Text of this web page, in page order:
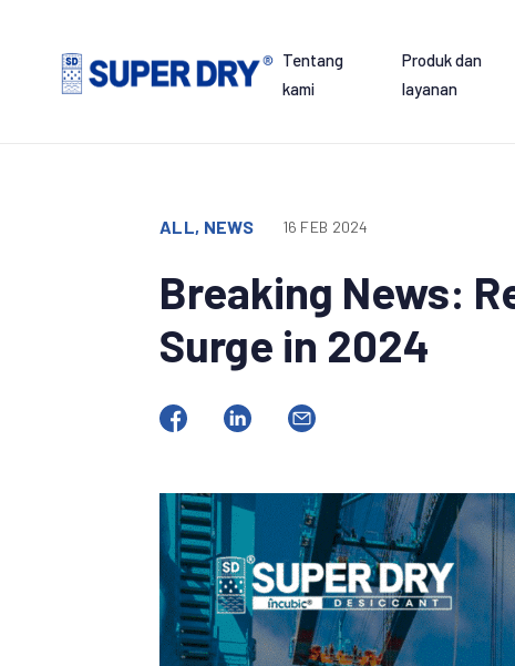
Tentang
kami
Produk dan
layanan
ALL, NEWS 16 FEB 2024
Breaking News:
Surge in 2024